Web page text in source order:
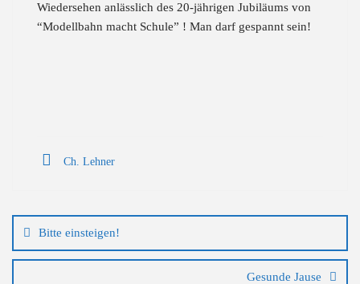
Wiedersehen anlässlich des 20-jährigen Jubiläums von
“Modellbahn macht Schule” ! Man darf gespannt sein!
Ch. Lehner
Bitte einsteigen!
Gesunde Jause